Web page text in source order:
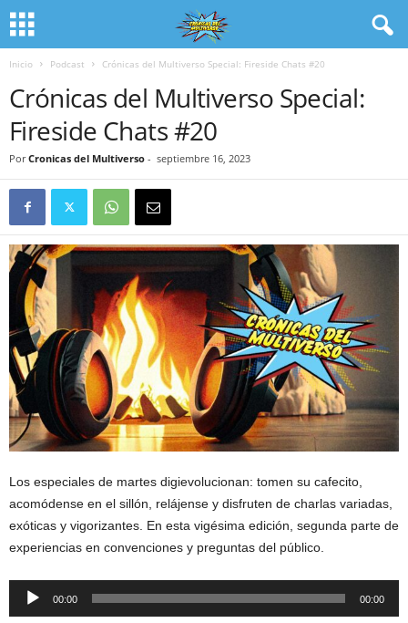
Inicio Podcast Crónicas del Multiverso Special: Fireside Chats #20
Crónicas del Multiverso Special:
Fireside Chats #20
Por Cronicas del Multiverso - septiembre 16, 2023
Los especiales de martes digievolucionan: tomen su cafecito,
acomódense en el sillón, relájense y disfruten de charlas variadas,
exóticas y vigorizantes. En esta vigésima edición, segunda parte de
experiencias en convenciones y preguntas del público.
Reproductor
00:00 00:00